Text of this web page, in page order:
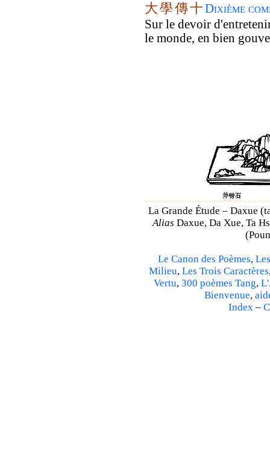
大學傳十Dixième
Sur le devoir
le monde, en bien
La Grande Étude – Daxue
Alias Daxue, Da Xue, Ta
Le Canon des Poèmes,
Milieu, Les Trois Caractères
Vertu, 300 poèmes Tang,
Bienvenue,
Index–